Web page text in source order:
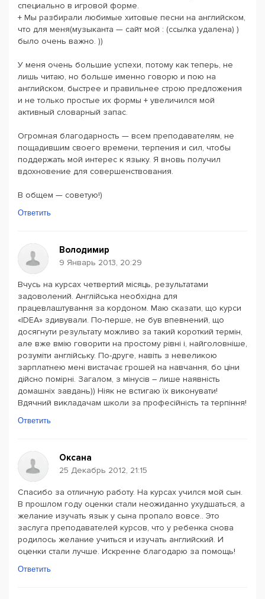
специально в игровой форме.
+ Мы разбирали любимые хитовые песни на английском,
что для меня(музыканта — сайт мой : (ссылка удалена) )
было очень важно. ))
У меня очень большие успехи, потому как теперь, не
лишь читаю, но больше именно говорю и пою на
английском, быстрее и правильнее строю предложения
и не только простые их формы + увеличился мой
активный словарный запас.
Огромная благодарность — всем преподавателям, не
пощадившим своего времени, терпения и сил, чтобы
поддержать мой интерес к языку. Я вновь получил
вдохновение для совершенствования.
В общем — советую!)
Ответить
Володимир
9 Январь 2013, 20:29
Вчусь на курсах четвертий місяць, результатами
задоволений. Англійська необхідна для
працевлаштування за кордоном. Маю сказати, що курси
«IDEA» здивували. По-перше, не був впевнений, що
досягнути результату можливо за такий короткий термін,
але вже вмію говорити на простому рівні і, найголовніше,
розуміти англійську. По-друге, навіть з невеликою
зарплатнею мені вистачає грошей на навчання, бо ціни
дійсно помірні. Загалом, з мінусів – лише наявність
домашніх завдань)) Ніяк не встигаю їх виконувати!
Вдячний викладачам школи за професійність та терпіння!
Ответить
Оксана
25 Декабрь 2012, 21:15
Спасибо за отличную работу. На курсах учился мой сын.
В прошлом году оценки стали неожиданно ухудшаться, а
желание изучать язык у сына пропало вовсе.. Это
заслуга преподавателей курсов, что у ребенка снова
родилось желание учиться и изучать английский. И
оценки стали лучше. Искренне благодарю за помощь!
Ответить